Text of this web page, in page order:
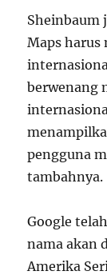
Sheinbaum
Maps harus
berwenang
pengguna
tambahnya.
Google
nama akan
Amerika